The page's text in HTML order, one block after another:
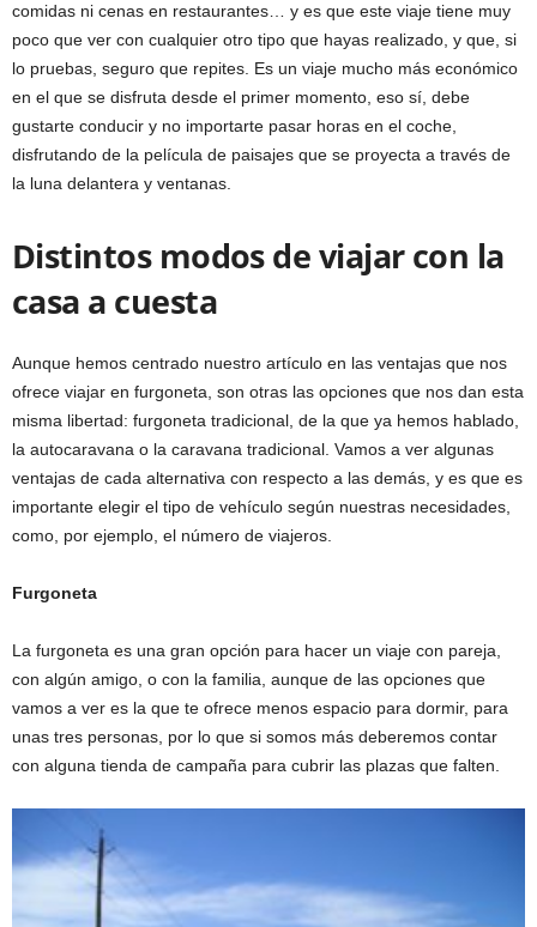
comidas ni cenas en restaurantes… y es que este viaje tiene muy
poco que ver con cualquier otro tipo que hayas realizado, y que, si
lo pruebas, seguro que repites. Es un viaje mucho más económico
en el que se disfruta desde el primer momento, eso sí, debe
gustarte conducir y no importarte pasar horas en el coche,
disfrutando de la película de paisajes que se proyecta a través de
la luna delantera y ventanas.
Distintos modos de viajar con la
casa a cuesta
Aunque hemos centrado nuestro artículo en las ventajas que nos
ofrece viajar en furgoneta, son otras las opciones que nos dan esta
misma libertad: furgoneta tradicional, de la que ya hemos hablado,
la autocaravana o la caravana tradicional. Vamos a ver algunas
ventajas de cada alternativa con respecto a las demás, y es que es
importante elegir el tipo de vehículo según nuestras necesidades,
como, por ejemplo, el número de viajeros.
Furgoneta
La furgoneta es una gran opción para hacer un viaje con pareja,
con algún amigo, o con la familia, aunque de las opciones que
vamos a ver es la que te ofrece menos espacio para dormir, para
unas tres personas, por lo que si somos más deberemos contar
con alguna tienda de campaña para cubrir las plazas que falten.